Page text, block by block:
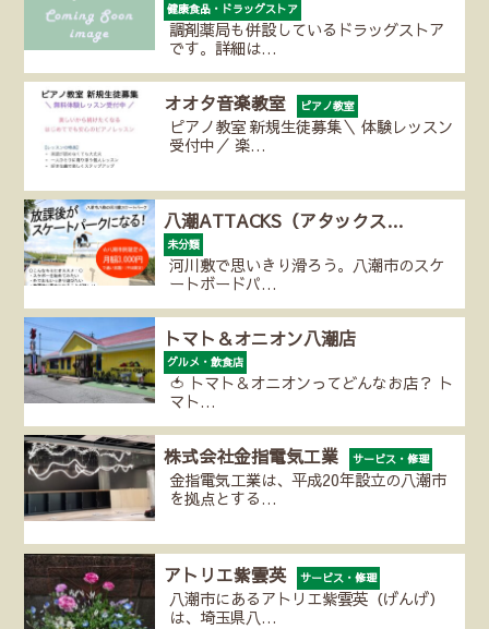
健康食品・ドラッグストア
調剤薬局も併設しているドラッグストア
です。詳細は…
オオタ音楽教室 ピアノ教室
ピアノ教室 新規生徒募集＼ 体験レッスン
受付中／ 楽…
八潮ATTACKS（アタックス…
未分類
河川敷で思いきり滑ろう。八潮市のスケ
ートボードパ…
トマト＆オニオン八潮店
グルメ・飲食店
🍅 トマト＆オニオンってどんなお店？ ト
マト…
株式会社金指電気工業 サービス・修理
金指電気工業は、平成20年設立の八潮市
を拠点とする…
アトリエ紫雲英 サービス・修理
八潮市にあるアトリエ紫雲英（げんげ）
は、埼玉県八…